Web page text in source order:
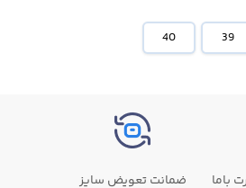
39
40
باما ضمانت تعویض سایز